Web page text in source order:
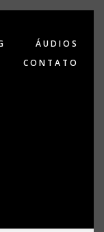
ÁUDIOS
CONTATO